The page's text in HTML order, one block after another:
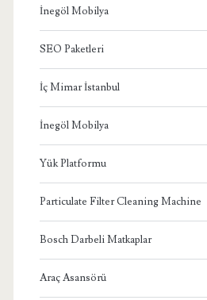
İnegöl Mobilya
SEO Paketleri
İç Mimar İstanbul
İnegöl Mobilya
Yük Platformu
Particulate Filter Cleaning Machine
Bosch Darbeli Matkaplar
Araç Asansörü